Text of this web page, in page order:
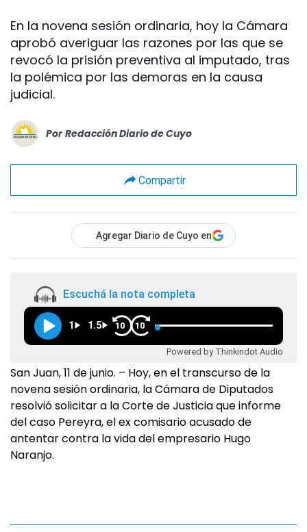
En la novena sesión ordinaria, hoy la Cámara
aprobó averiguar las razones por las que se
revocó la prisión preventiva al imputado, tras
la polémica por las demoras en la causa
judicial.
Por Redacción Diario de Cuyo
Compartir
Agregar Diario de Cuyo en
Escuchá la nota completa
1 1.5 10 10
Powered by Thinkindot Audio
San Juan, 11 de junio. – Hoy, en el transcurso de la
novena sesión ordinaria, la Cámara de Diputados
resolvió solicitar a la Corte de Justicia que informe
del caso Pereyra, el ex comisario acusado de
antentar contra la vida del empresario Hugo
Naranjo.